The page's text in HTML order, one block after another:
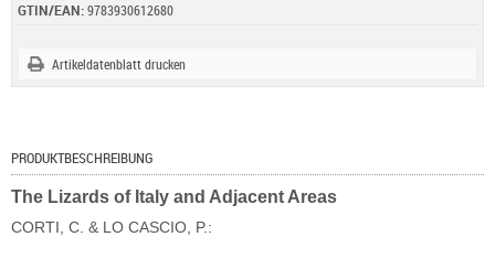
GTIN/EAN:9783930612680
Artikeldatenblatt drucken
PRODUKTBESCHREIBUNG
The Lizards of Italy and Adjacent Areas
CORTI, C. & LO CASCIO, P.: